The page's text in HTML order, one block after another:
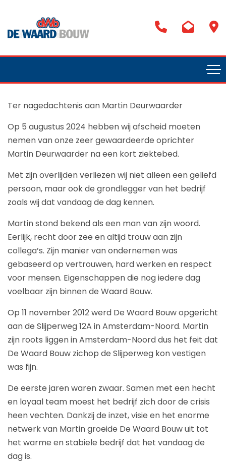
Ter nagedachtenis aan Martin Deurwaarder
Op 5 augustus 2024 hebben wij afscheid moeten
nemen van onze zeer gewaardeerde oprichter
Martin Deurwaarder na een kort ziektebed.
Met zijn overlijden verliezen wij niet alleen een geliefd
persoon, maar ook de grondlegger van het bedrijf
zoals wij dat vandaag de dag kennen.
Martin stond bekend als een man van zijn woord.
Eerlijk, recht door zee en altijd trouw aan zijn
collega’s. Zijn manier van ondernemen was
gebaseerd op vertrouwen, hard werken en respect
voor mensen. Eigenschappen die nog iedere dag
voelbaar zijn binnen de Waard Bouw.
Op 11 november 2012 werd De Waard Bouw opgericht
aan de Slijperweg 12A in Amsterdam-Noord. Martin
zijn roots liggen in Amsterdam-Noord dus het feit dat
De Waard Bouw zichop de Slijperweg kon vestigen
was fijn.
De eerste jaren waren zwaar. Samen met een hecht
en loyaal team moest het bedrijf zich door de crisis
heen vechten. Dankzij de inzet, visie en het enorme
netwerk van Martin groeide De Waard Bouw uit tot
het warme en stabiele bedrijf dat het vandaag de
dag is.